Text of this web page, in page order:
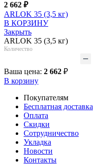
2 662 ₽
ARLOK 35 (3,5 кг)
В КОРЗИНУ
Закрыть
ARLOK 35 (3,5 кг)
Количество
Ваша цена: 2 662 ₽
В корзину
Покупателям
Бесплатная доставка
Оплата
Скидки
Сотрудничество
Укладка
Новости
Контакты